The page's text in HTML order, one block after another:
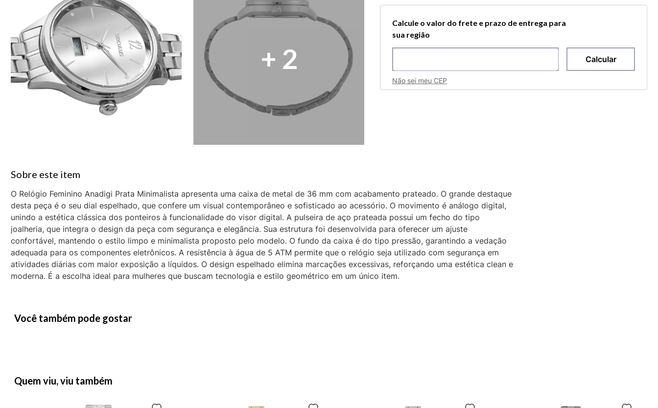
+ 2
Calcule o valor do frete e prazo de entrega para
sua região
Não sei meu CEP
O Relógio Feminino Anadigi Prata Minimalista apresenta uma caixa de metal de 36 mm com acabamento prateado. O grande destaque
desta peça é o seu dial espelhado, que confere um visual contemporâneo e sofisticado ao acessório. O movimento é análogo digital,
unindo a estética clássica dos ponteiros à funcionalidade do visor digital. A pulseira de aço prateada possui um fecho do tipo
joalheria, que integra o design da peça com segurança e elegância. Sua estrutura foi desenvolvida para oferecer um ajuste
confortável, mantendo o estilo limpo e minimalista proposto pelo modelo. O fundo da caixa é do tipo pressão, garantindo a vedação
adequada para os componentes eletrônicos. A resistência à água de 5 ATM permite que o relógio seja utilizado com segurança em
atividades diárias com maior exposição a líquidos. O design espelhado elimina marcações excessivas, reforçando uma estética clean e
moderna. É a escolha ideal para mulheres que buscam tecnologia e estilo geométrico em um único item.
Você também pode gostar
Quem viu, viu também